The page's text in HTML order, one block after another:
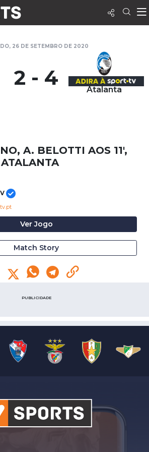
26 DE SETEMBRO DE 2020
2 - 4 Atalanta
A. BELOTTI AOS 11',
Ver Jogo
Match Story
PUBLICIDADE